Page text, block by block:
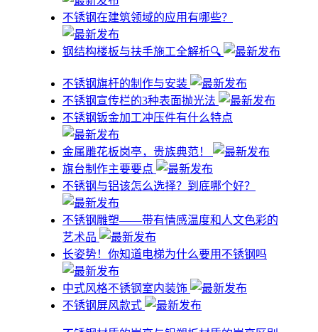
不锈钢在建筑领域的应用有哪些？
钢结构楼板与扶手施工全解析🔍
不锈钢旗杆的制作与安装
不锈钢宣传栏的3种表面抛光法
不锈钢钣金加工冲压件有什么特点
金属雕花板岗亭，贵族典范！
旗台制作主要要点
不锈钢与铝该怎么选择？到底哪个好？
不锈钢雕塑——带有情感温度和人文色彩的
艺术品
​长姿势！你知道电梯为什么要用不锈钢吗
中式风格不锈钢室内装饰
不锈钢屏风款式